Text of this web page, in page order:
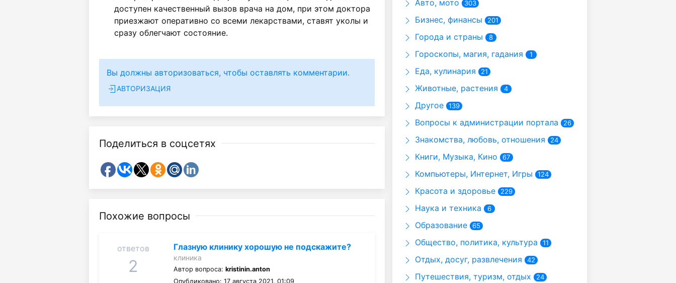
доступен качественный вызов врача на дом, при этом доктора
приезжают оперативно со всеми лекарствами, ставят уколы и
сразу облегчают состояние.
Вы должны авторизоваться, чтобы оставлять комментарии.
АВТОРИЗАЦИЯ
Поделиться в соцсетях
Похожие вопросы
ответов
2
Глазную клинику хорошую не подскажите?
клиника
Автор вопроса:kristinin.anton
Опубликовано: 17 августа 2021, 01:09
Авто, мото 303
Бизнес, финансы 201
Города и страны 8
Гороскопы, магия, гадания 1
Еда, кулинария 21
Животные, растения 4
Другое 139
Вопросы к администрации портала 26
Знакомства, любовь, отношения 24
Книги, Музыка, Кино 67
Компьютеры, Интернет, Игры 124
Красота и здоровье 229
Наука и техника 6
Образование 65
Общество, политика, культура 11
Отдых, досуг, развлечения 42
Путешествия, туризм, отдых 24